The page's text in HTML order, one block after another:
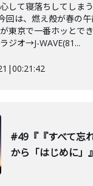
して寝落ちしてしま
回は、燃え殻が春の
東京で一番ホッとで
ジオ→J-WAVE(81...
|00:21:42
#49『『すべて忘
から「はじめに」』